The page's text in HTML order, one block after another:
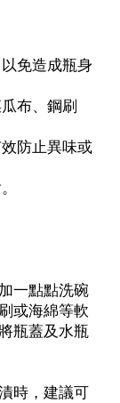
免造成瓶身
布、鋼刷
防止異味或
一點點洗碗
或海綿等軟
瓶蓋及水瓶
時，建議可